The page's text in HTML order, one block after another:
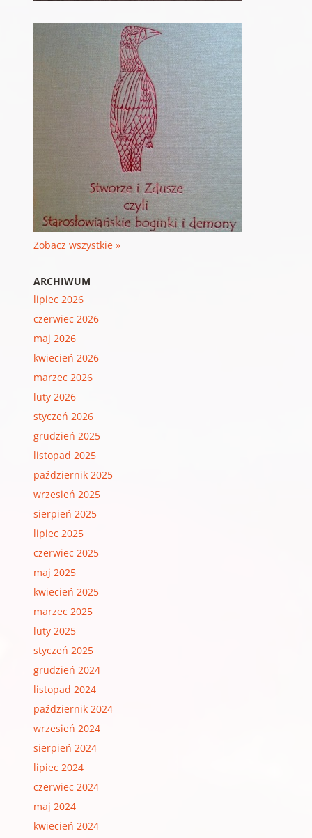
Zobacz wszystkie »
ARCHIWUM
lipiec 2026
czerwiec 2026
maj 2026
kwiecień 2026
marzec 2026
luty 2026
styczeń 2026
grudzień 2025
listopad 2025
październik 2025
wrzesień 2025
sierpień 2025
lipiec 2025
czerwiec 2025
maj 2025
kwiecień 2025
marzec 2025
luty 2025
styczeń 2025
grudzień 2024
listopad 2024
październik 2024
wrzesień 2024
sierpień 2024
lipiec 2024
czerwiec 2024
maj 2024
kwiecień 2024